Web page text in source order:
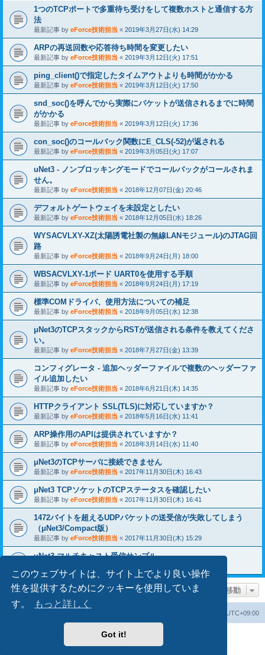
このウェブサイトは、サイト上でより良い操作
性を提供するためにクッキーを使用していま
す。
もっと詳しく
Got it!
1つのTCPポートで多重待ち受けをして複数ホストと通信する方
法
最新記事 by eForce技術担当 « 2019年3月27日(水) 14:29
ARPの再送回数や応答待ち時間を変更したい
最新記事 by eForce技術担当 « 2019年3月12日(火) 17:51
ping_client()で指定したタイムアウトよりも時間がかかる
最新記事 by eForce技術担当 « 2019年3月12日(火) 17:50
snd_soc()を呼んでから実際にパケットが送信されるまでに時間
がかかる
最新記事 by eForce技術担当 « 2019年3月12日(火) 17:36
con_soc()のコールバック関数にE_CLS(-52)が返される
最新記事 by eForce技術担当 « 2019年3月05日(火) 17:07
uNet3 - ノンブロッキングモードでコールバックがコールされま
せん。
最新記事 by eForce技術担当 « 2018年12月07日(金) 20:46
デフォルトゲートウェイを未設定としたい
最新記事 by eForce技術担当 « 2018年12月05日(水) 18:26
WYSACVLXY-XZ(太陽誘電社製の無線LANモジュール)のJTAG回
路
最新記事 by eForce技術担当 « 2018年9月24日(月) 18:00
WBSACVLXY-1ボード UART0を使用する手順
最新記事 by eForce技術担当 « 2018年9月24日(月) 17:19
標準COMドライバ、使用方法についての補足
最新記事 by eForce技術担当 « 2018年9月05日(水) 12:38
μNet3のTCPスタックからRSTが送信される条件を教えてくださ
い。
最新記事 by eForce技術担当 « 2018年7月27日(金) 13:39
コンフィグレータ - 追加ヘッダーファイルで複数のヘッダーファ
イル追加したい
最新記事 by eForce技術担当 « 2018年6月21日(木) 14:35
HTTPクライアント SSL(TLS)に対応していますか？
最新記事 by eForce技術担当 « 2018年5月16日(水) 11:41
ARP操作用のAPIは提供されていますか？
最新記事 by eForce技術担当 « 2018年3月14日(水) 11:40
μNet3のTCPサーバに接続できません
最新記事 by eForce技術担当 « 2017年11月30日(木) 16:43
μNet3 TCPソケットのTCPステータスを確認したい
最新記事 by eForce技術担当 « 2017年11月30日(木) 16:41
1472バイトを超えるUDPパケットの送受信が失敗してしまう
（μNet3/Compact版）
最新記事 by eForce技術担当 « 2017年11月30日(木) 15:29
uNet3 マルチキャスト受信サンプル
ページ移動
UTC+09:00
phpBB® Forum Software © phpBB Limited
Japanese translation principally by ocean